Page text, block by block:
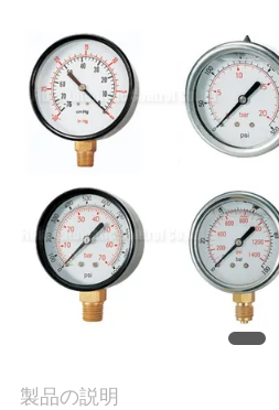
達
製品の説明